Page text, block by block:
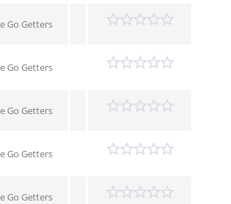
Go Getters
Go Getters
Go Getters
Go Getters
Go Getters